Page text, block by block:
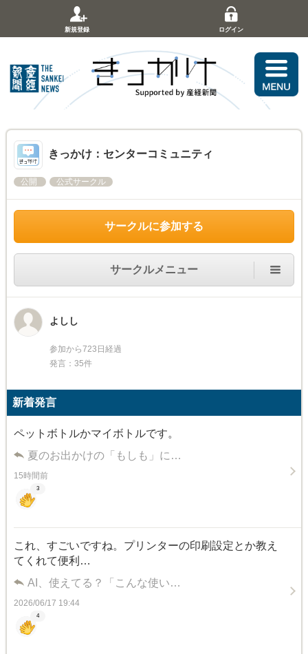
新規登録 ログイン
きっかけ：センターコミュニティ
公開 公式サークル
サークルに参加する
サークルメニュー
よしし
参加から723日経過
発言：35件
新着発言
ペットボトルかマイボトルです。
夏のお出かけの「もしも」に…
15時間前
3
これ、すごいですね。プリンターの印刷設定とか教え
てくれて便利…
AI、使えてる？「こんな使い…
2026/06/17 19:44
4